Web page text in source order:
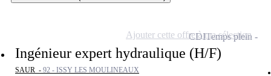
Ingénieur expert hydraulique (H/F)
SAUR - 92 - ISSY LES MOULINEAUX
CDITemps plein
Ajouter cette offre à ma sélection